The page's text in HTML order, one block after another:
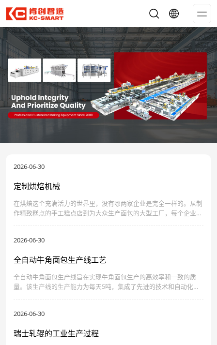
2026-06-30
定制烘焙机械
在烘焙这个充满活力的世界里，没有哪两家企业是完全一样的。从制
作精致糕点的手工糕点店到为大众生产面包的大型工厂，每个企业都
2026-06-30
全自动牛角面包生产线工艺
全自动牛角面包生产线旨在实现牛角面包生产的高效率和一致的质
量。该生产线的生产能力为每天5吨，集成了先进的技术和自动化，
2026-06-30
瑞士轧辊的工业生产过程